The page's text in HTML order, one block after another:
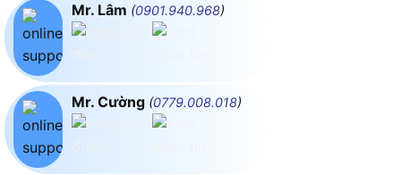
Mr. Lâm (0901.940.968)
Mr. Cường (0779.008.018)